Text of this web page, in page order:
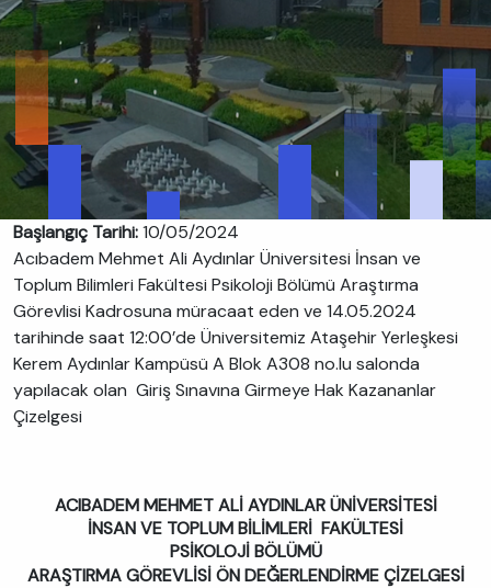
Başlangıç Tarihi:10/05/2024
Acıbadem Mehmet Ali Aydınlar Üniversitesi İnsan ve
Toplum Bilimleri Fakültesi Psikoloji Bölümü Araştırma
Görevlisi Kadrosuna müracaat eden ve 14.05.2024
tarihinde saat 12:00’de Üniversitemiz Ataşehir Yerleşkesi
Kerem Aydınlar Kampüsü A Blok A308 no.lu salonda
yapılacak olan Giriş Sınavına Girmeye Hak Kazananlar
Çizelgesi
ACIBADEM MEHMET ALİ AYDINLAR ÜNİVERSİTESİ
İNSAN VE TOPLUM BİLİMLERİ FAKÜLTESİ
PSİKOLOJİ BÖLÜMÜ
ARAŞTIRMA GÖREVLİSİ ÖN DEĞERLENDİRME ÇİZELGESİ